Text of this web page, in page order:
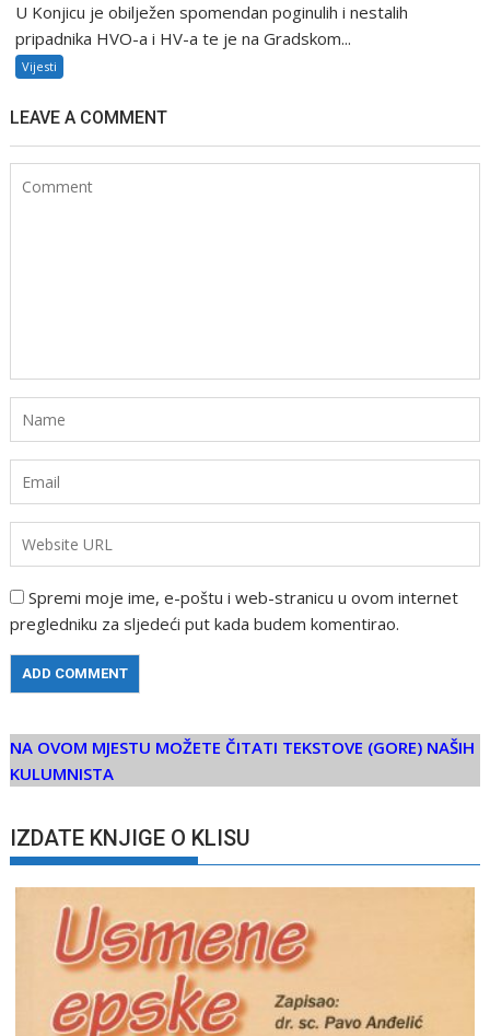
U Konjicu je obilježen spomendan poginulih i nestalih
pripadnika HVO-a i HV-a te je na Gradskom...
Vijesti
LEAVE A COMMENT
Spremi moje ime, e-poštu i web-stranicu u ovom internet
pregledniku za sljedeći put kada budem komentirao.
NA OVOM MJESTU MOŽETE ČITATI TEKSTOVE (GORE) NAŠIH
KULUMNISTA
IZDATE KNJIGE O KLISU